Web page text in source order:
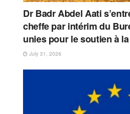
Dr Badr Abdel Aati
cheffe par intérim du
unies pour le soutien à
July 31, 2026